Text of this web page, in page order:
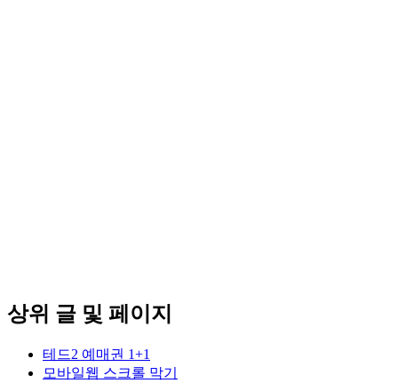
상위 글 및 페이지
테드2 예매권 1+1
모바일웹 스크롤 막기